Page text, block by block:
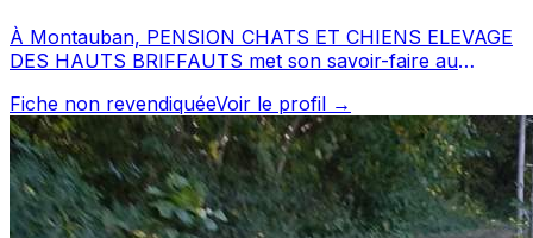
À Montauban, PENSION CHATS ET CHIENS ELEVAGE
DES HAUTS BRIFFAUTS met son savoir-faire au
avis et d'une note de 4.9/5, PENSION CHATS ET
CHIENS ELEVAGE DES HAUTS BRIFFAUTS est un
choix de confiance pour la garde de votre chien. Prenez
contact pour discuter de vos besoins et organiser la
garde de votre chien. PENSION CHATS ET CHIENS
ELEVAGE DES HAUTS BRIFFAUTS est un
Fiche non revendiquéeVoir le profil →